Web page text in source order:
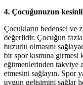
4. Çocuğunuzun
Çocukların bedensel ve
değerlidir. Çocuğun
huzurlu olmasını
bir spor kısmına
eğitmenlerinden takviye
etmesini sağlayın. Spor
uygun gelişimini sağlar